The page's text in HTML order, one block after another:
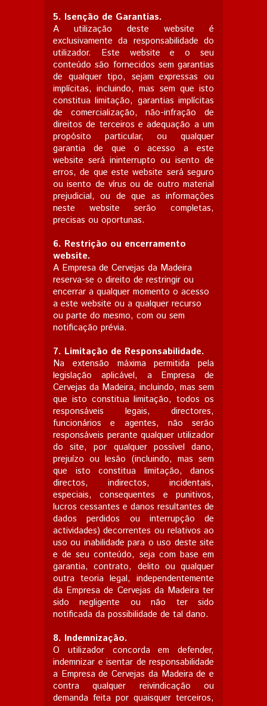
5. Isenção de Garantias.
A utilização deste website é
exclusivamente da responsabilidade do
utilizador. Este website e o seu
conteúdo são fornecidos sem garantias
de qualquer tipo, sejam expressas ou
implícitas, incluindo, mas sem que isto
constitua limitação, garantias implícitas
de comercialização, não-infração de
direitos de terceiros e adequação a um
propósito particular, ou qualquer
garantia de que o acesso a este
website será ininterrupto ou isento de
erros, de que este website será seguro
ou isento de vírus ou de outro material
prejudicial, ou de que as informações
neste website serão completas,
precisas ou oportunas.
6. Restrição ou encerramento
website.
A Empresa de Cervejas da Madeira
reserva-se o direito de restringir ou
encerrar a qualquer momento o acesso
a este website ou a qualquer recurso
ou parte do mesmo, com ou sem
notificação prévia.
7. Limitação de Responsabilidade.
Na extensão máxima permitida pela
legislação aplicável, a Empresa de
Cervejas da Madeira, incluindo, mas sem
que isto constitua limitação, todos os
responsáveis legais, directores,
funcionários e agentes, não serão
responsáveis perante qualquer utilizador
do site, por qualquer possível dano,
prejuízo ou lesão (incluindo, mas sem
que isto constitua limitação, danos
directos, indirectos, incidentais,
especiais, consequentes e punitivos,
lucros cessantes e danos resultantes de
dados perdidos ou interrupção de
actividades) decorrentes ou relativos ao
uso ou inabilidade para o uso deste site
e de seu conteúdo, seja com base em
garantia, contrato, delito ou qualquer
outra teoria legal, independentemente
da Empresa de Cervejas da Madeira ter
sido negligente ou não ter sido
notificada da possibilidade de tal dano.
8. Indemnização.
O utilizador concorda em defender,
indemnizar e isentar de responsabilidade
a Empresa de Cervejas da Madeira de e
contra qualquer reivindicação ou
demanda feita por quaisquer terceiros,